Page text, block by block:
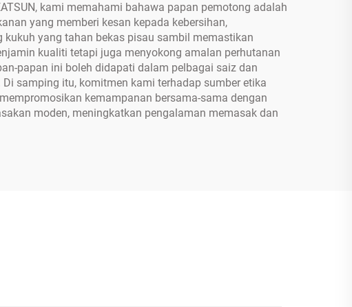
kami memahami bahawa papan pemotong adalah
yang memberi kesan kepada kebersihan,
kukuh yang tahan bekas pisau sambil memastikan
kualiti tetapi juga menyokong amalan perhutanan
papan ini boleh didapati dalam pelbagai saiz dan
samping itu, komitmen kami terhadap sumber etika
kemampanan bersama-sama dengan
moden, meningkatkan pengalaman memasak dan